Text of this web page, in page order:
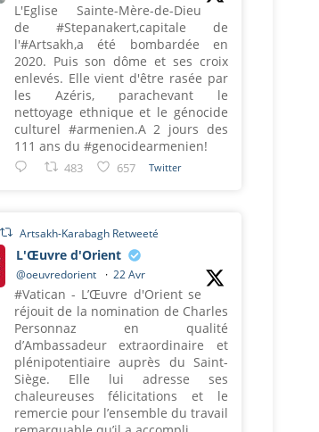
L'Eglise Sainte-Mère-de-Dieu
de #Stepanakert,capitale de
l'#Artsakh,a été bombardée en
2020. Puis son dôme et ses croix
enlevés. Elle vient d'être rasée par
les Azéris, parachevant le
nettoyage ethnique et le génocide
culturel #armenien.A 2 jours des
111 ans du #genocidearmenien!
483 657 Twitter
Artsakh-Karabagh Retweeté
L'Œuvre d'Orient
@oeuvredorient · 22 Avr
#Vatican - L’Œuvre d'Orient se
réjouit de la nomination de Charles
Personnaz en qualité
d’Ambassadeur extraordinaire et
plénipotentiaire auprès du Saint-
Siège. Elle lui adresse ses
chaleureuses félicitations et le
remercie pour l’ensemble du travail